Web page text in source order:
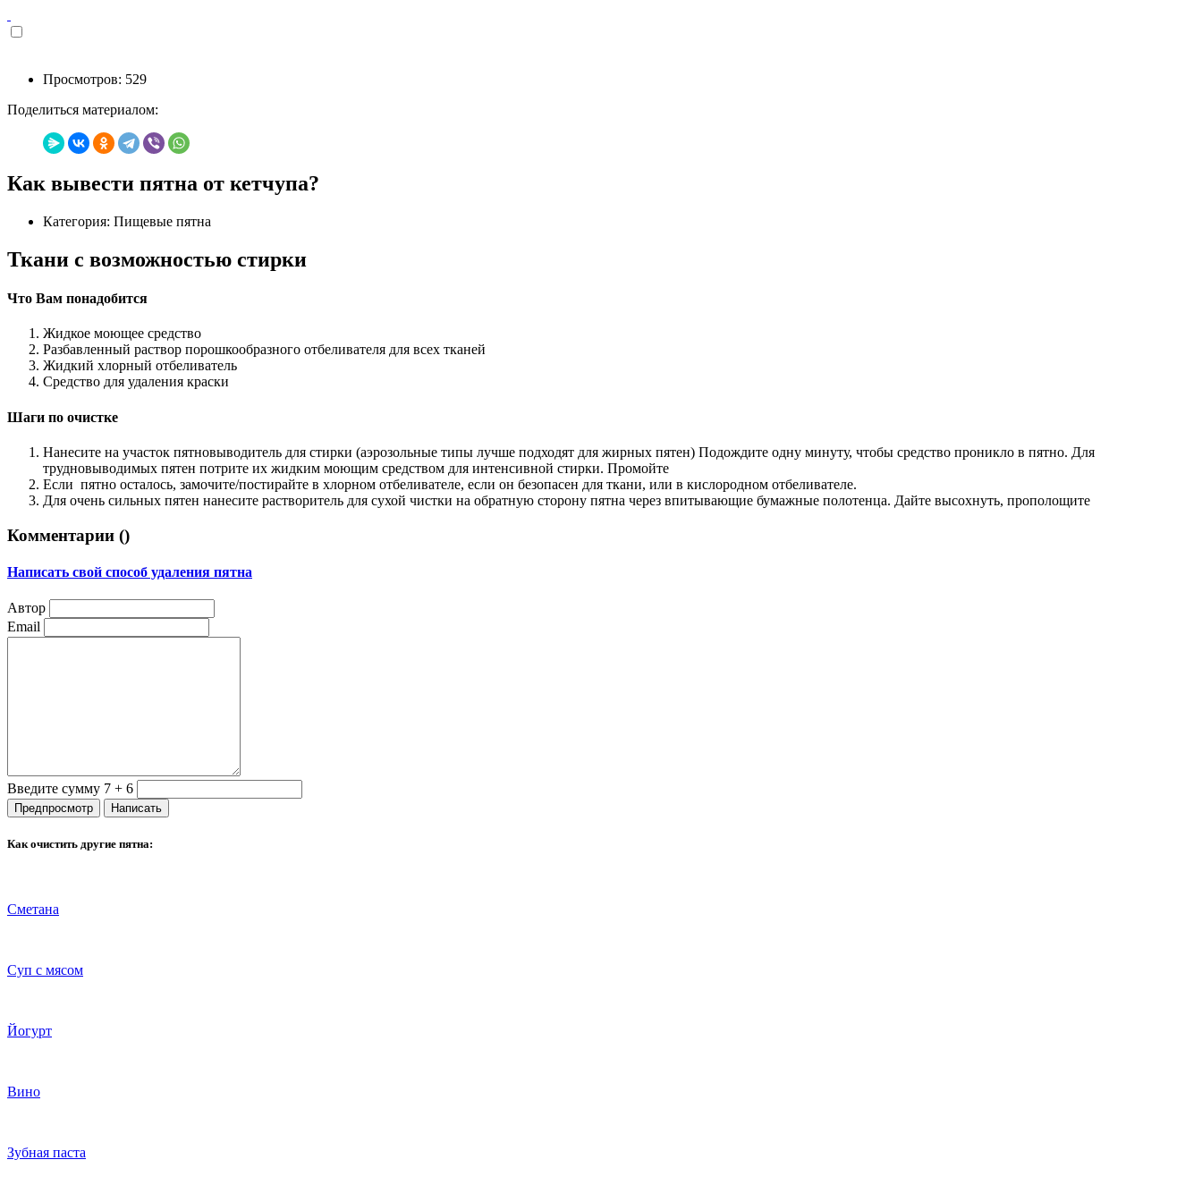
Просмотров: 529
Поделиться материалом:
Как вывести пятна от кетчупа?
Категория: Пищевые пятна
Ткани с возможностью стирки
Что Вам понадобится
Жидкое моющее средство
Разбавленный раствор порошкообразного отбеливателя для всех тканей
Жидкий хлорный отбеливатель
Средство для удаления краски
Шаги по очистке
Нанесите на участок пятновыводитель для стирки (аэрозольные типы лучше подходят для жирных пятен) Подождите одну минуту, чтобы средство проникло в пятно. Для
трудновыводимых пятен потрите их жидким моющим средством для интенсивной стирки. Промойте
Если пятно осталось, замочите/постирайте в хлорном отбеливателе, если он безопасен для ткани, или в кислородном отбеливателе.
Для очень сильных пятен нанесите растворитель для сухой чистки на обратную сторону пятна через впитывающие бумажные полотенца. Дайте высохнуть, прополощите
Комментарии ()
Написать свой способ удаления пятна
Автор
Email
Введите сумму 7 + 6
Как очистить другие пятна:
Сметана
Суп с мясом
Йогурт
Вино
Зубная паста